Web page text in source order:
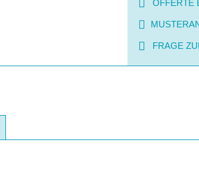
OFFERTE
FRAGE